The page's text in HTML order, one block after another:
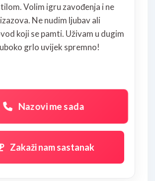
Volim igru zavođenja i ne
Ne nudim ljubav ali
koji se pamti. Uživam u dugim
grlo uvijek spremno!
Nazovi me sada
Zakaži nam sastanak